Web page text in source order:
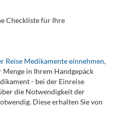
Checkliste für Ihre
Reise Medikamente einnehmen,
Menge in Ihrem Handgepäck
- bei der Einreise
die Notwendigkeit der
Diese erhalten Sie von